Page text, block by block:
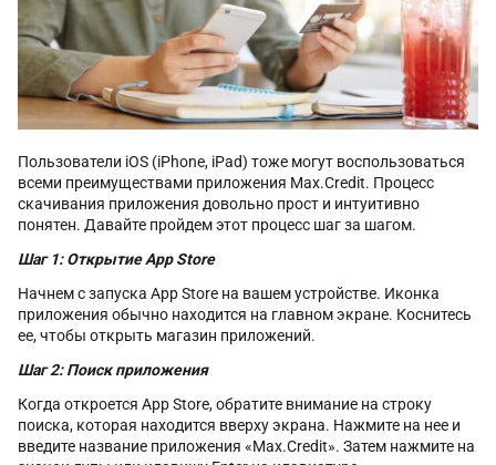
Пользователи iOS (iPhone, iPad) тоже могут воспользоваться
всеми преимуществами приложения Max.Credit. Процесс
скачивания приложения довольно прост и интуитивно
понятен. Давайте пройдем этот процесс шаг за шагом.
Шаг 1: Открытие App Store
Начнем с запуска App Store на вашем устройстве. Иконка
приложения обычно находится на главном экране. Коснитесь
ее, чтобы открыть магазин приложений.
Шаг 2: Поиск приложения
Когда откроется App Store, обратите внимание на строку
поиска, которая находится вверху экрана. Нажмите на нее и
введите название приложения «Max.Credit». Затем нажмите на